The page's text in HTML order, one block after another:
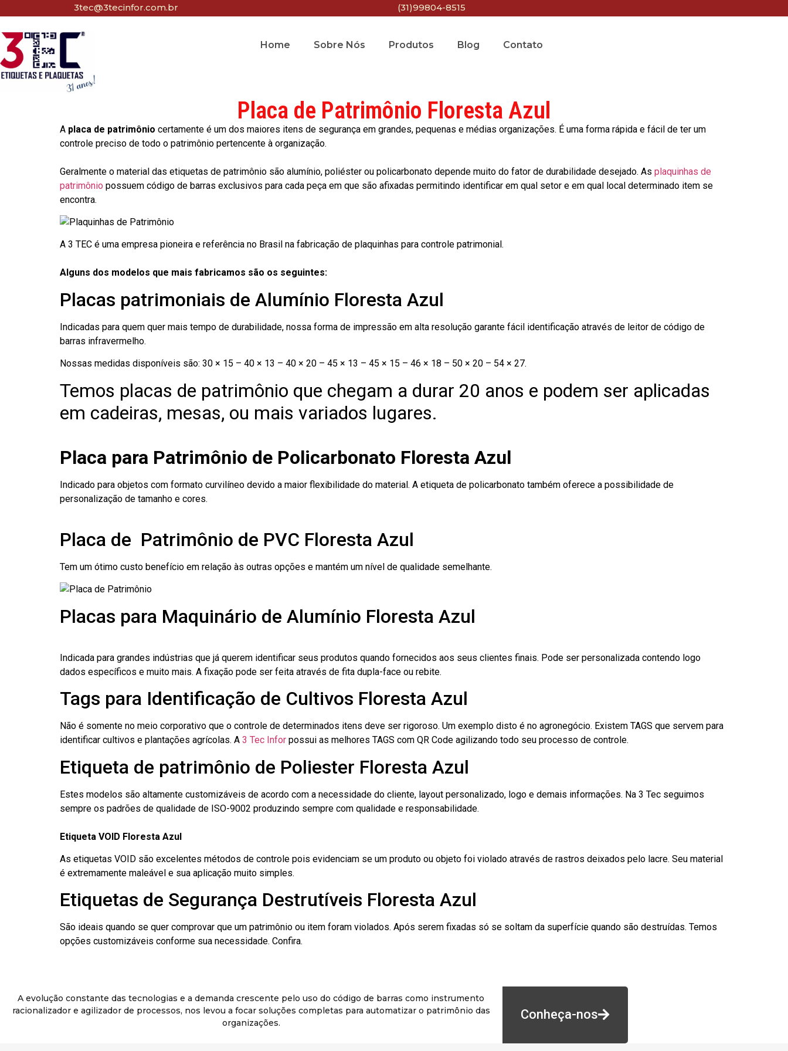
3tec@3tecinfor.com.br (31)99804-8515
Home Sobre Nós Produtos Blog Contato
Placa de Patrimônio Floresta Azul
A placa de patrimônio certamente é um dos maiores itens de segurança em grandes, pequenas e médias organizações. É uma forma rápida e fácil de ter um
controle preciso de todo o patrimônio pertencente à organização.
Geralmente o material das etiquetas de patrimônio são alumínio, poliéster ou policarbonato depende muito do fator de durabilidade desejado. As plaquinhas de
patrimônio possuem código de barras exclusivos para cada peça em que são afixadas permitindo identificar em qual setor e em qual local determinado item se
encontra.
A 3 TEC é uma empresa pioneira e referência no Brasil na fabricação de plaquinhas para controle patrimonial.
Alguns dos modelos que mais fabricamos são os seguintes:
Placas patrimoniais de Alumínio Floresta Azul
Indicadas para quem quer mais tempo de durabilidade, nossa forma de impressão em alta resolução garante fácil identificação através de leitor de código de
barras infravermelho.
Nossas medidas disponíveis são: 30 × 15 – 40 × 13 – 40 × 20 – 45 × 13 – 45 × 15 – 46 × 18 – 50 × 20 – 54 × 27.
Temos placas de patrimônio que chegam a durar 20 anos e podem ser aplicadas
em cadeiras, mesas, ou mais variados lugares.
Placa para Patrimônio de Policarbonato Floresta Azul
Indicado para objetos com formato curvilíneo devido a maior flexibilidade do material. A etiqueta de policarbonato também oferece a possibilidade de
personalização de tamanho e cores.
Placa de Patrimônio de PVC Floresta Azul
Tem um ótimo custo benefício em relação às outras opções e mantém um nível de qualidade semelhante.
Placas para Maquinário de Alumínio Floresta Azul
Indicada para grandes indústrias que já querem identificar seus produtos quando fornecidos aos seus clientes finais. Pode ser personalizada contendo logo
dados específicos e muito mais. A fixação pode ser feita através de fita dupla-face ou rebite.
Tags para Identificação de Cultivos Floresta Azul
Não é somente no meio corporativo que o controle de determinados itens deve ser rigoroso. Um exemplo disto é no agronegócio. Existem TAGS que servem para
identificar cultivos e plantações agrícolas. A 3 Tec Infor possui as melhores TAGS com QR Code agilizando todo seu processo de controle.
Etiqueta de patrimônio de Poliester Floresta Azul
Estes modelos são altamente customizáveis de acordo com a necessidade do cliente, layout personalizado, logo e demais informações. Na 3 Tec seguimos
sempre os padrões de qualidade de ISO-9002 produzindo sempre com qualidade e responsabilidade.
Etiqueta VOID Floresta Azul
As etiquetas VOID são excelentes métodos de controle pois evidenciam se um produto ou objeto foi violado através de rastros deixados pelo lacre. Seu material
é extremamente maleável e sua aplicação muito simples.
Etiquetas de Segurança Destrutíveis Floresta Azul
São ideais quando se quer comprovar que um patrimônio ou item foram violados. Após serem fixadas só se soltam da superfície quando são destruídas. Temos
opções customizáveis conforme sua necessidade. Confira.
A evolução constante das tecnologias e a demanda crescente pelo uso do código de barras como instrumento
racionalizador e agilizador de processos, nos levou a focar soluções completas para automatizar o patrimônio das
organizações.
Conheça-nos